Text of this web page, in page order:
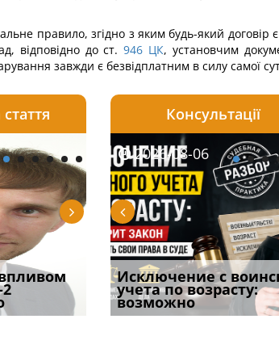
правило, згідно з яким будь-який
відповідно до ст. 946 ЦК, установчим
завжди є безвідплатним в силу самої
для
2026-08-06
Документи, на яких не
проставляється
апостиль: пер
2026-08-04
Переоформлення
відстрочки за іншою
підставою: нов
Консультації
у
я
2026-08-06
Исключение с
учета по возрасту:
возможно
2026-07-30
Восьмий ААС
підтвердив, що
може скас